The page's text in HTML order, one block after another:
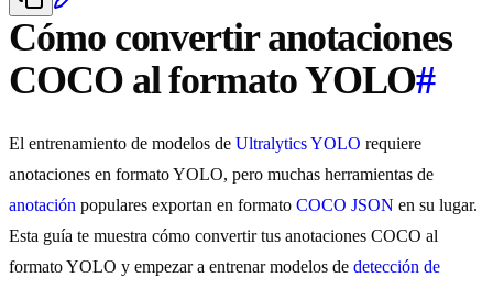
Cómo convertir anotaciones
COCO al formato YOLO#
El entrenamiento de modelos de Ultralytics YOLO requiere
anotaciones en formato YOLO, pero muchas herramientas de
anotación populares exportan en formato COCO JSON en su lugar.
Esta guía te muestra cómo convertir tus anotaciones COCO al
formato YOLO y empezar a entrenar modelos de detección de